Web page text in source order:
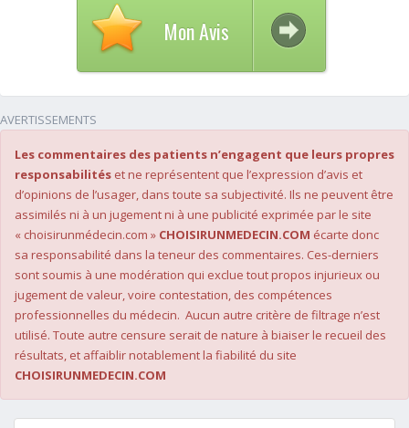
Mon Avis
AVERTISSEMENTS
Les commentaires des patients n’engagent que leurs propres
responsabilités et ne représentent que l’expression d’avis et
d’opinions de l’usager, dans toute sa subjectivité. Ils ne peuvent être
assimilés ni à un jugement ni à une publicité exprimée par le site
« choisirunmédecin.com » CHOISIRUNMEDECIN.COM écarte donc
sa responsabilité dans la teneur des commentaires. Ces-derniers
sont soumis à une modération qui exclue tout propos injurieux ou
jugement de valeur, voire contestation, des compétences
professionnelles du médecin. Aucun autre critère de filtrage n’est
utilisé. Toute autre censure serait de nature à biaiser le recueil des
résultats, et affaiblir notablement la fiabilité du site
CHOISIRUNMEDECIN.COM